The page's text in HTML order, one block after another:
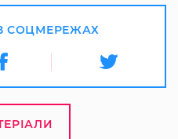
СОЦМЕРЕЖАХ